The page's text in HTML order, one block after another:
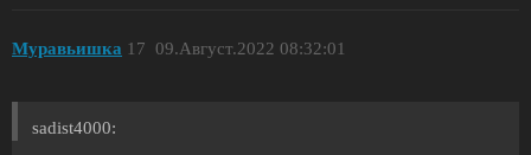
Муравьишка 09.Август.2022 08:32:01
17
sadist4000: